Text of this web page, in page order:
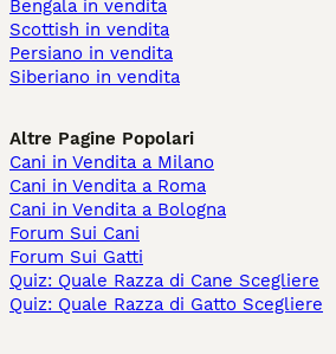
Bengala in vendita
Scottish in vendita
Persiano in vendita
Siberiano in vendita
Altre Pagine Popolari
Cani in Vendita a Milano
Cani in Vendita a Roma
Cani in Vendita a Bologna
Forum Sui Cani
Forum Sui Gatti
Quiz: Quale Razza di Cane Scegliere
Quiz: Quale Razza di Gatto Scegliere